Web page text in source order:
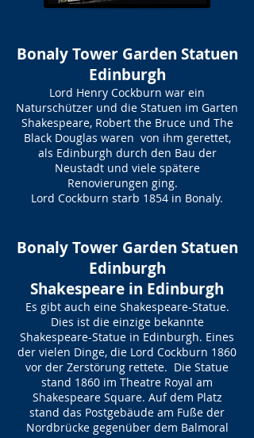
Bonaly Tower Garden Statuen
Edinburgh
Lord Henry Cockburn war ein
Naturschützer und die Statuen im Garten
Shakespeare, Robert the Bruce und The
Black Douglas waren von ihm gerettet,
als Edinburgh durch den Bau der
Neustadt und viele spätere
Renovierungen ging.
Lord Cockburn starb 1854 in Bonaly.
Bonaly Tower Garden Statuen
Edinburgh
Shakespeare in Edinburgh
Es gibt auch eine Shakespeare-Statue.
Dies ist die einzige bekannte
Shakespeare-Statue in Edinburgh. Eines
der vielen Dinge, die Lord Cockburn 1860
vor der Zerstörung rettete. Die Statue
stand 1860 im Theatre Royal am
Shakespeare Square. Auf dem Platz
stand das Postgebäude am Fuße der
Nordbrücke gegenüber dem Balmoral